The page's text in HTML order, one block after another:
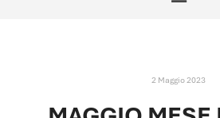
2 Maggio 2023